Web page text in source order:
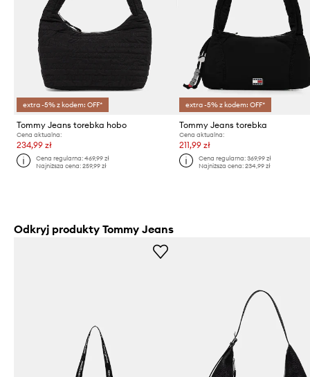
extra -5% z kodem: OFF*
Tommy Jeans torebka hobo
Cena aktualna:
234,99 zł
Cena regularna:469,99 zł
Najniższa cena:259,99 zł
extra -5% z kodem: OFF*
Tommy Jeans torebka
Cena aktualna:
211,99 zł
Cena regularna: 369,99 zł
Najniższa cena: 234,99 zł
Odkryj produkty Tommy Jeans